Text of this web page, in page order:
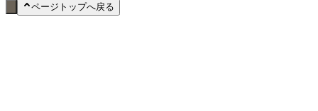
ページトップへ戻る